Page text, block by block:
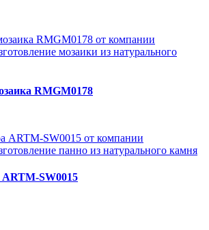
RMGM0178
SW0015